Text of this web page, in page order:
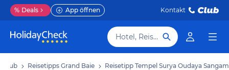
% Deals App öffnen Kontakt
Hotel, Reiseziel
Reisetipps Grand Baie Reisetipp Tempel Surya Oudaya Sangam